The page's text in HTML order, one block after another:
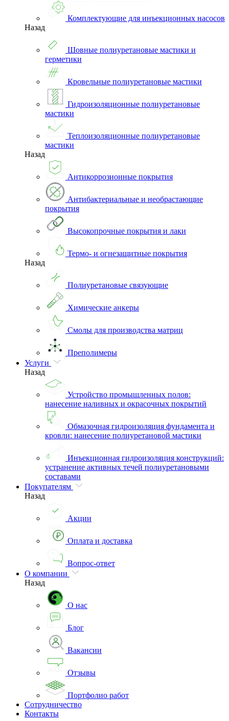
Комплектующие для инъекционных насосов
Назад
Шовные полиуретановые мастики и
герметики
Кровельные полиуретановые мастики
Гидроизоляционные полиуретановые
мастики
Теплоизоляционные полиуретановые
мастики
Назад
Антикоррозионные покрытия
Антибактериальные и необрастающие
покрытия
Высокопрочные покрытия и лаки
Термо- и огнезащитные покрытия
Назад
Полиуретановые связующие
Химические анкеры
Смолы для производства матриц
Преполимеры
Услуги
Назад
Устройство промышленных полов:
нанесение наливных и окрасочных покрытий
Обмазочная гидроизоляция фундамента и
кровли: нанесение полиуретановой мастики
Инъекционная гидроизоляция конструкций:
устранение активных течей полиуретановыми
составами
Покупателям
Назад
Акции
Оплата и доставка
Вопрос-ответ
О компании
Назад
О нас
Блог
Вакансии
Отзывы
Портфолио работ
Сотрудничество
Контакты